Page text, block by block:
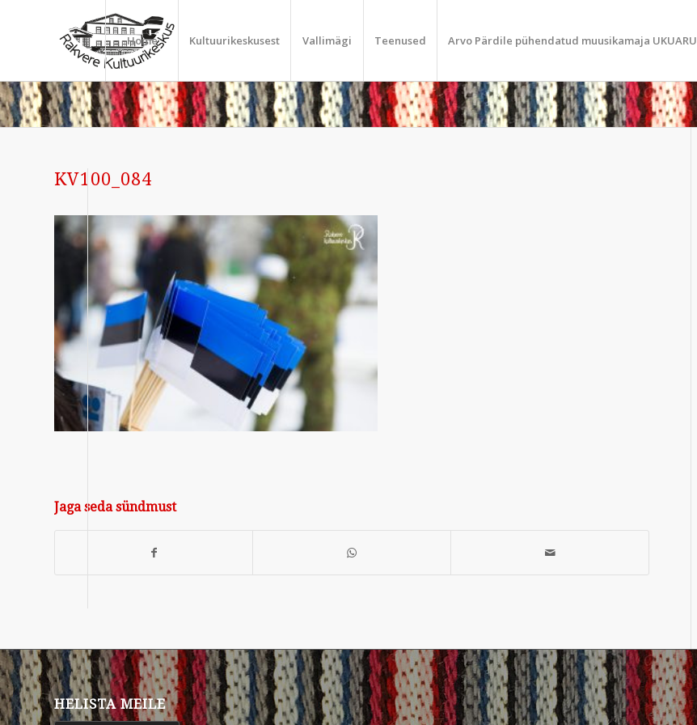
Home Kultuurikeskusest Vallimägi Teenused Arvo Pärdile pühendatud muusikamaja UKUARU
KV100_084
Jaga seda sündmust
HELISTA MEILE